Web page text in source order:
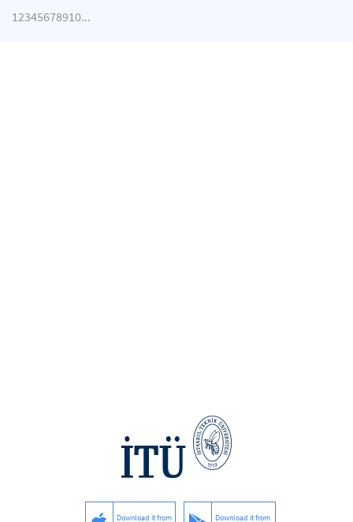
12345678910...
Download it from Download it from